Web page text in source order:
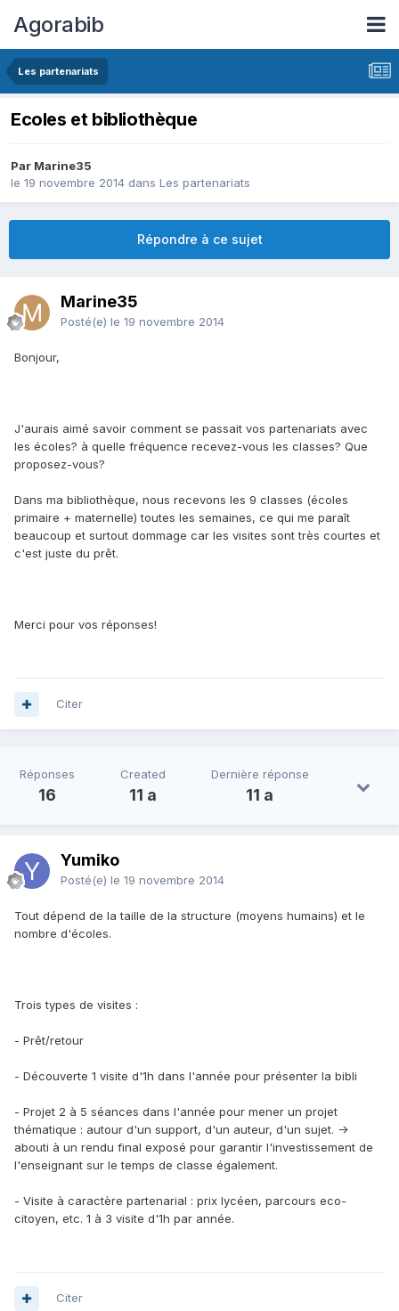
Agorabib
Les partenariats
Ecoles et bibliothèque
Par Marine35
le 19 novembre 2014 dans Les partenariats
Répondre à ce sujet
Marine35
Posté(e) le 19 novembre 2014
Bonjour,
J'aurais aimé savoir comment se passait vos partenariats avec
les écoles? à quelle fréquence recevez-vous les classes? Que
proposez-vous?
Dans ma bibliothèque, nous recevons les 9 classes (écoles
primaire + maternelle) toutes les semaines, ce qui me paraît
beaucoup et surtout dommage car les visites sont très courtes et
c'est juste du prêt.
Merci pour vos réponses!
Citer
Réponses
16
Created
11 a
Dernière réponse
11 a
Yumiko
Posté(e) le 19 novembre 2014
Tout dépend de la taille de la structure (moyens humains) et le
nombre d'écoles.
Trois types de visites :
- Prêt/retour
- Découverte 1 visite d'1h dans l'année pour présenter la bibli
- Projet 2 à 5 séances dans l'année pour mener un projet
thématique : autour d'un support, d'un auteur, d'un sujet. ->
abouti à un rendu final exposé pour garantir l'investissement de
l'enseignant sur le temps de classe également.
- Visite à caractère partenarial : prix lycéen, parcours eco-
citoyen, etc. 1 à 3 visite d'1h par année.
Citer